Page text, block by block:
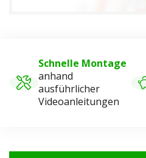
Schnelle Montage
anhand
ausführlicher
Videoanleitungen